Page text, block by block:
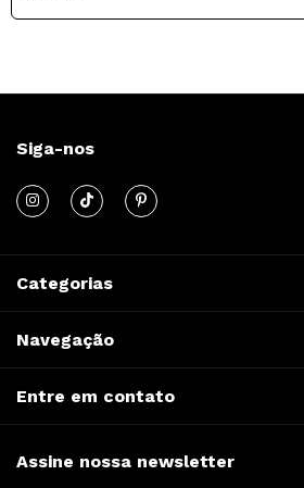
Siga-nos
Categorias
Navegação
Entre em contato
Assine nossa newsletter